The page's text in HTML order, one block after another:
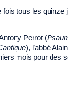
fois tous les quinze
Perrot (
), l’abbé
mois pour des